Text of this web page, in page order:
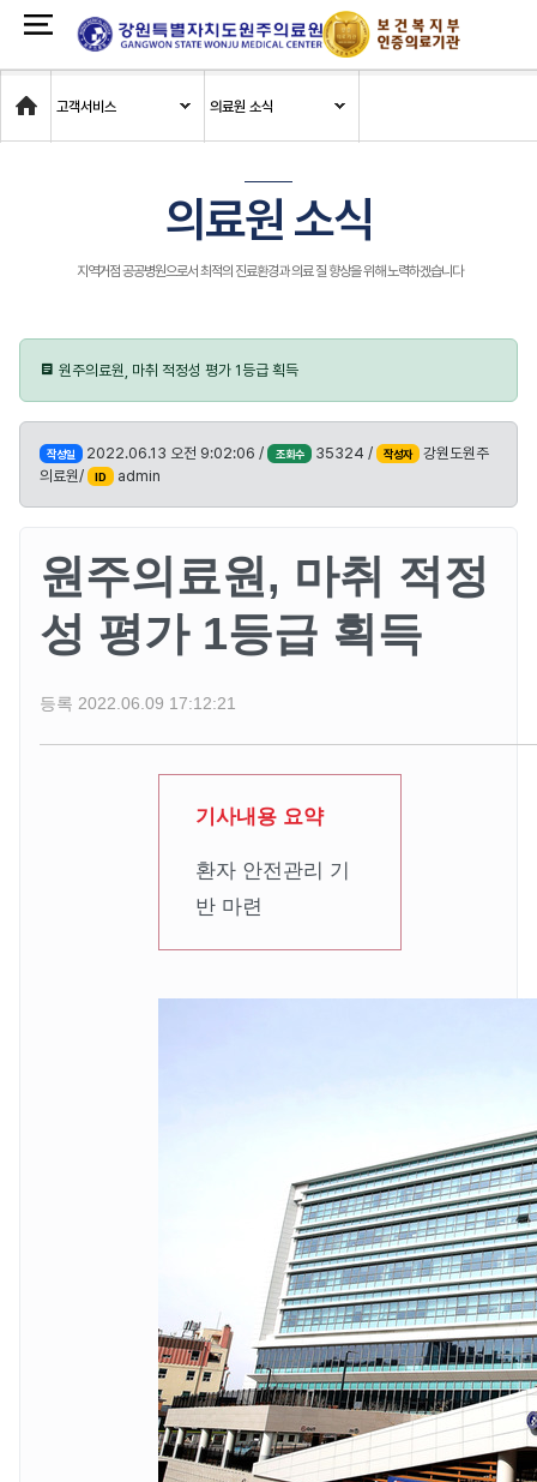
Home
고객서비스 의료원 소식
의료원 소식
지역거점 공공병원으로서 최적의 진료환경과 의료 질 향상을 위해 노력하겠습니다
원주의료원, 마취 적정성 평가 1등급 획득
작성일 2022.06.13 오전 9:02:06 / 조회수 35324 / 작성자
강원도원주
의료원/
ID admin
원주의료원, 마취 적정
성 평가 1등급 획득
등록 2022.06.09 17:12:21
기사내용 요약
환자 안전관리 기
반 마련